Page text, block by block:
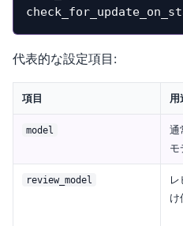
代表的な設定項目:
項目 用
model
通
モ
review_model
レ
け